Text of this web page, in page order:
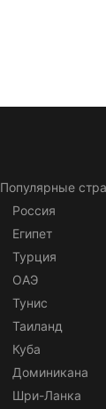
Популярные
Россия
Египет
Турция
ОАЭ
Тунис
Таиланд
Куба
Доминикана
Шри-Ланка